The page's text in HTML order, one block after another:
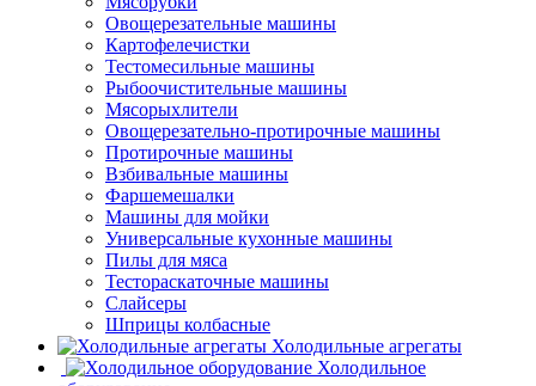
Овощерезательные машины
Картофелечистки
Тестомесильные машины
Рыбоочистительные машины
Мясорыхлители
Овощерезательно-протирочные машины
Протирочные машины
Взбивальные машины
Фаршемешалки
Машины для мойки
Универсальные кухонные машины
Пилы для мяса
Тестораскаточные машины
Слайсеры
Шприцы колбасные
Холодильные агрегаты
Холодильное